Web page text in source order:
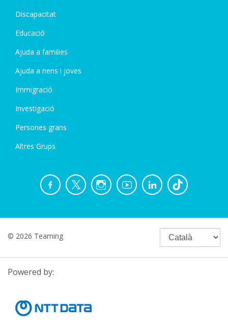
Discapacitat
Educació
Ajuda a families
Ajuda a nens i joves
Immigració
Investigació
Persones grans
Altres Grups
© 2026 Teaming
Powered by: